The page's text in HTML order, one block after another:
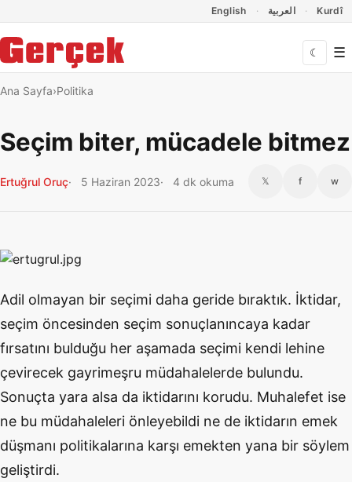
English العربية Kurdî
☾ ☰
Ana Sayfa Politika
Seçim biter, mücadele bitmez
Ertuğrul Oruç 5 Haziran 2023 4 dk okuma 𝕏 f w
Adil olmayan bir seçimi daha geride bıraktık. İktidar,
seçim öncesinden seçim sonuçlanıncaya kadar
fırsatını bulduğu her aşamada seçimi kendi lehine
çevirecek gayrimeşru müdahalelerde bulundu.
Sonuçta yara alsa da iktidarını korudu. Muhalefet ise
ne bu müdahaleleri önleyebildi ne de iktidarın emek
düşmanı politikalarına karşı emekten yana bir söylem
geliştirdi.